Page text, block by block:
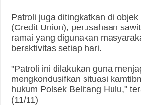
Patroli juga ditingkatkan di objek
(Credit Union), perusahaan
ramai yang digunakan
beraktivitas setiap hari.
‌"Patroli ini dilakukan guna
mengkondusifkan situasi
hukum Polsek Belitang Hulu,"
(11/11)